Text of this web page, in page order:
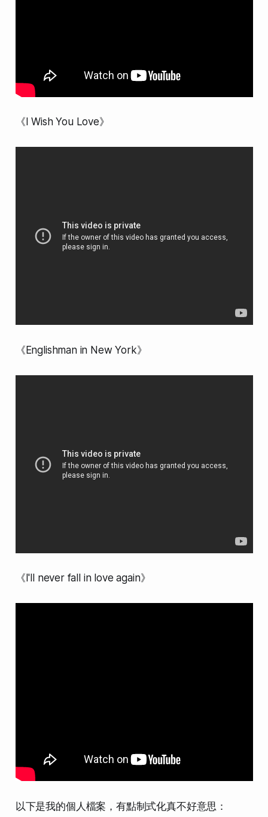
《I Wish You Love》
《Englishman in New York》
《I'll never fall in love again》
以下是我的個人檔案，有點制式化真不好意思：